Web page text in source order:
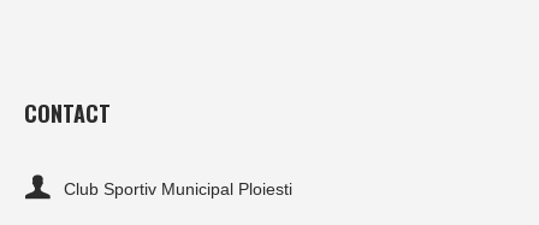
CONTACT
Club Sportiv Municipal Ploiesti